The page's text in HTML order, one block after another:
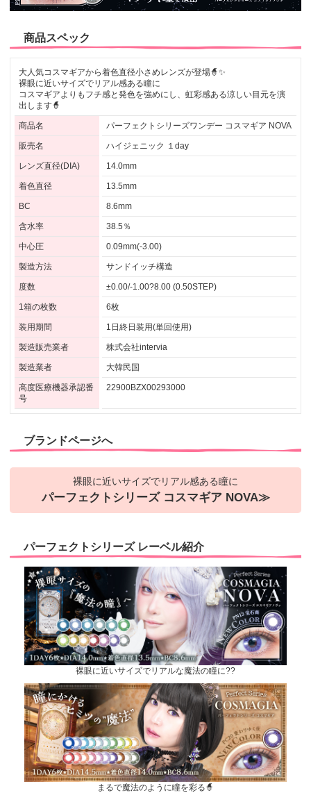
商品スペック
大人気コスマギアから着色直径小さめレンズが登場🧙✨
裸眼に近いサイズでリアル感ある瞳に
コスマギアよりもフチ感と発色を強めにし、虹彩感ある涼しい目元を演
出します🧙
商品名 パーフェクトシリーズワンデー コスマギア NOVA
販売名 ハイジェニック １day
レンズ直径(DIA) 14.0mm
着色直径 13.5mm
BC 8.6mm
含水率 38.5％
中心圧 0.09mm(-3.00)
製造方法 サンドイッチ構造
度数 ±0.00/-1.00?8.00 (0.50STEP)
1箱の枚数 6枚
装用期間 1日終日装用(単回使用)
製造販売業者 株式会社intervia
製造業者 大韓民国
高度医療機器承認番
号
22900BZX00293000
ブランドページへ
裸眼に近いサイズでリアル感ある瞳に
パーフェクトシリーズ コスマギア NOVA≫
パーフェクトシリーズ レーベル紹介
裸眼に近いサイズでリアルな魔法の瞳に??
まるで魔法のように瞳を彩る🧙